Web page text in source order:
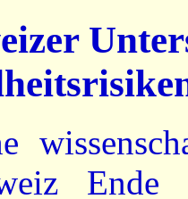
Ende